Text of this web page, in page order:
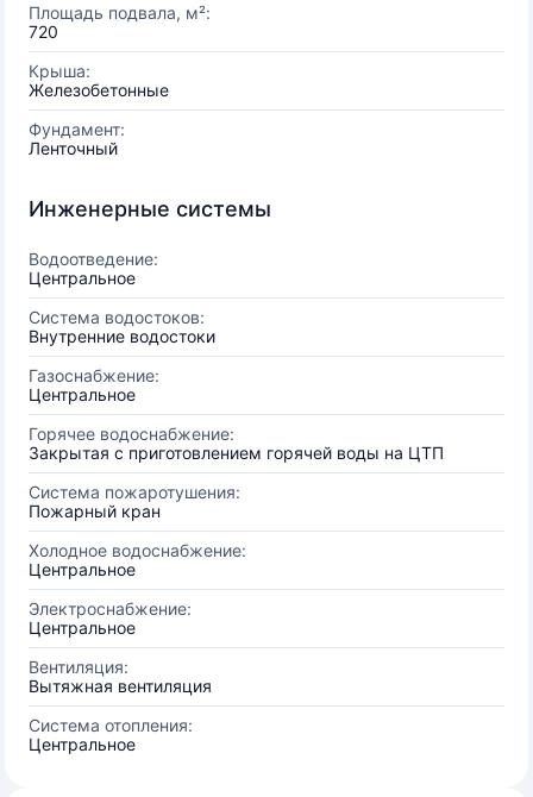
Площадь подвала, м²:
720
Крыша:
Железобетонные
Фундамент:
Ленточный
Инженерные системы
Водоотведение:
Центральное
Система водостоков:
Внутренние водостоки
Газоснабжение:
Центральное
Горячее водоснабжение:
Закрытая с приготовлением горячей воды на ЦТП
Система пожаротушения:
Пожарный кран
Холодное водоснабжение:
Центральное
Электроснабжение:
Центральное
Вентиляция:
Вытяжная вентиляция
Система отопления:
Центральное